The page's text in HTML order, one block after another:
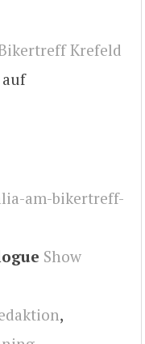
Krefeld
am-bikertreff-
Show
,